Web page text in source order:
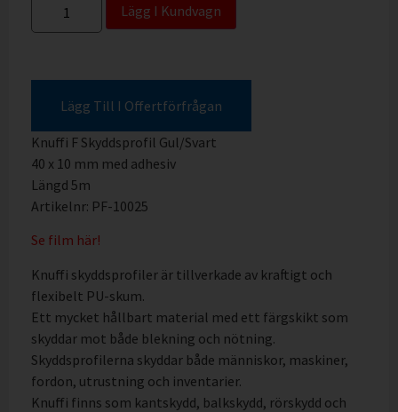
Lägg I Kundvagn
Lägg Till I Offertförfrågan
Knuffi F Skyddsprofil Gul/Svart
40 x 10 mm med adhesiv
Längd 5m
Artikelnr: PF-10025
Se film här!
Knuffi skyddsprofiler är tillverkade av kraftigt och
flexibelt PU-skum.
Ett mycket hållbart material med ett färgskikt som
skyddar mot både blekning och nötning.
Skyddsprofilerna skyddar både människor, maskiner,
fordon, utrustning och inventarier.
Knuffi finns som kantskydd, balkskydd, rörskydd och